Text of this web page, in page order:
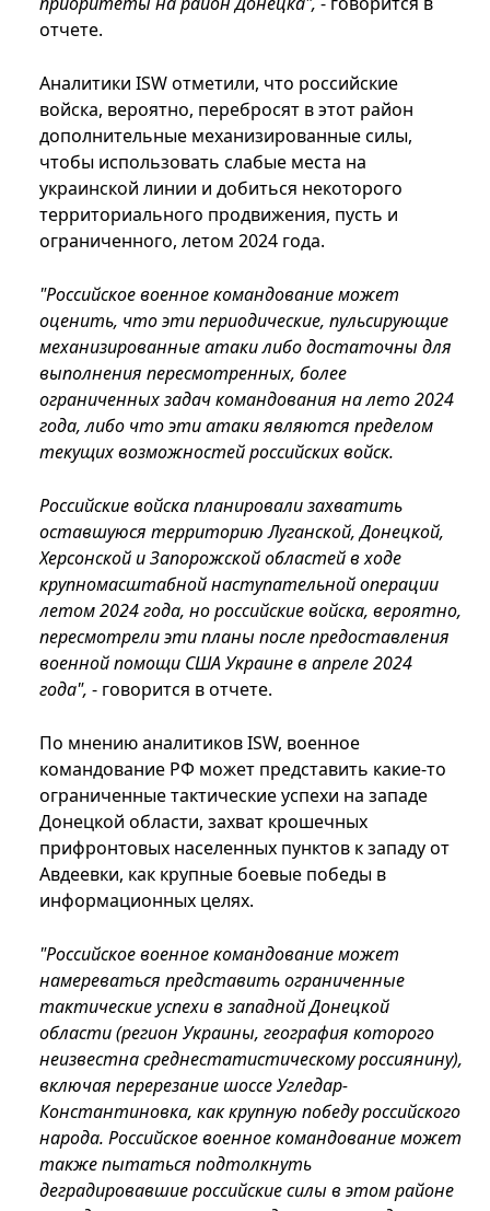
отчете.
Аналитики ISW отметили, что российские
войска, вероятно, перебросят в этот район
дополнительные механизированные силы,
чтобы использовать слабые места на
украинской линии и добиться некоторого
территориального продвижения, пусть и
ограниченного, летом 2024 года.
"Российское военное командование может
оценить, что эти периодические, пульсирующие
механизированные атаки либо достаточны для
выполнения пересмотренных, более
ограниченных задач командования на лето 2024
года, либо что эти атаки являются пределом
текущих возможностей российских войск.
Российские войска планировали захватить
оставшуюся территорию Луганской, Донецкой,
Херсонской и Запорожской областей в ходе
крупномасштабной наступательной операции
летом 2024 года, но российские войска, вероятно,
пересмотрели эти планы после предоставления
военной помощи США Украине в апреле 2024
года", - говорится в отчете.
По мнению аналитиков ISW, военное
командование РФ может представить какие-то
ограниченные тактические успехи на западе
Донецкой области, захват крошечных
прифронтовых населенных пунктов к западу от
Авдеевки, как крупные боевые победы в
информационных целях.
"Российское военное командование может
намереваться представить ограниченные
тактические успехи в западной Донецкой
области (регион Украины, география которого
неизвестна среднестатистическому россиянину),
включая перерезание шоссе Угледар-
Константиновка, как крупную победу российского
народа. Российское военное командование может
также пытаться подтолкнуть
деградировавшие российские силы в этом районе